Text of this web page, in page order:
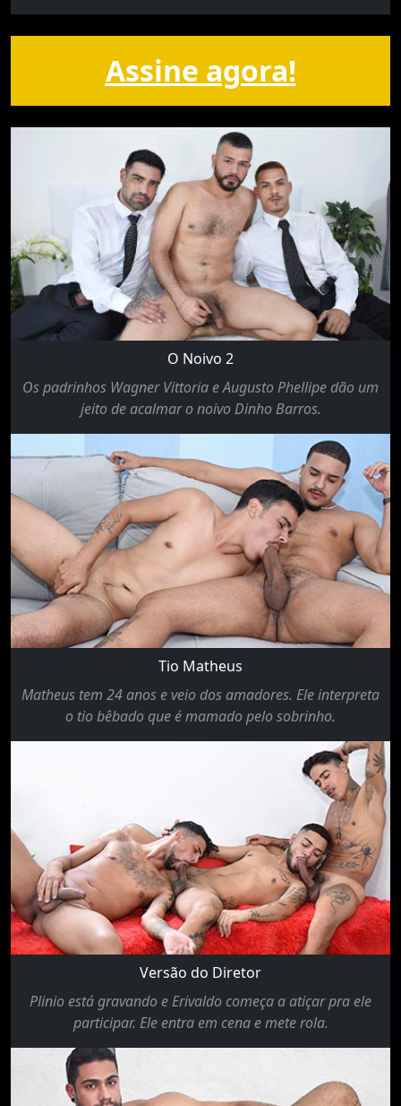
Assine agora!
O Noivo 2
Os padrinhos Wagner Vittoria e Augusto Phellipe dão um
jeito de acalmar o noivo Dinho Barros.
Tio Matheus
Matheus tem 24 anos e veio dos amadores. Ele interpreta
o tio bêbado que é mamado pelo sobrinho.
Versão do Diretor
Plinio está gravando e Erivaldo começa a atiçar pra ele
participar. Ele entra em cena e mete rola.